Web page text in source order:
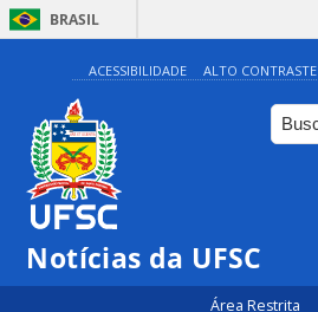
BRASIL
ACESSIBILIDADE ALTO CONTRASTE
Notícias da UFSC
Área Restrita